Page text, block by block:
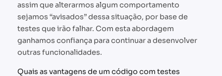
assim que alterarmos algum comportamento
sejamos “avisados” dessa situação, por base de
testes que irão falhar. Com esta abordagem
ganhamos confiança para continuar a desenvolver
outras funcionalidades.
Quais as vantagens de um código com testes